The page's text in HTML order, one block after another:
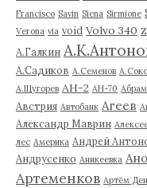
Francisco Savin Siena Sirmione
Verona via void Volvo 340
А.Галкин
А.Садиков А.Семенов
А.Щугорев АН-2 АН-70
Австрия Автобанк Агеев
Александр Маврин
лес Америка Андрей
Андрусенко Аникеевка
Артеменков Артём